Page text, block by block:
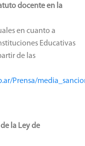
docente en la
en cuanto a
Educativas
de las
Prensa/
la Ley de